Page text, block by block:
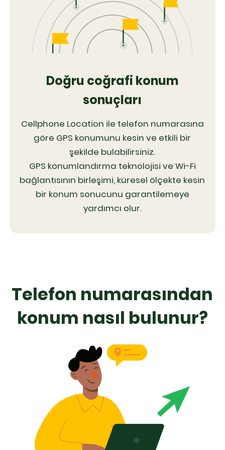
Doğru coğrafi konum
sonuçları
Cellphone Location ile telefon numarasına
göre GPS konumunu kesin ve etkili bir
şekilde bulabilirsiniz.
GPS konumlandırma teknolojisi ve Wi-Fi
bağlantısının birleşimi, küresel ölçekte kesin
bir konum sonucunu garantilemeye
yardımcı olur.
Telefon numarasından
konum nasıl bulunur?